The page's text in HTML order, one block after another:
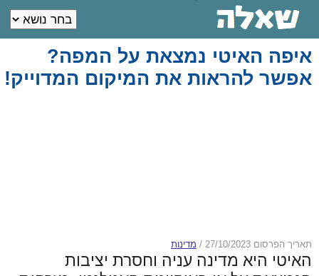
איפה האיטי נמצאת על המפה?
אפשר להראות את המיקום המדוייק!
תאריך הפרסום 27/10/2023 / מדינות
האיטי היא מדינה עניה וחסרת יציבות